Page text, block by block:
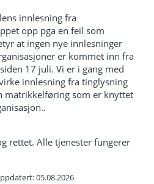
innlesning fra
opp pga en feil som
at ingen nye innlesninger
er kommet inn fra
17 juli. Vi er i gang med
innlesning fra tinglysning
matrikkelføring som er knyttet
rettet. Alle tjenester fungerer
05.08.2026